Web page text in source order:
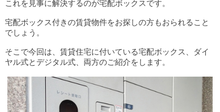
これを見事に解決するのが宅配ボックスです。
宅配ボックス付きの賃貸物件をお探しの方もおられること
でしょう。
そこで今回は、賃貸住宅に付いている宅配ボックス、ダイ
ヤル式とデジタル式、両方のご紹介をします。